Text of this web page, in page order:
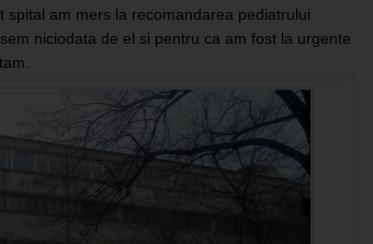
am mers la recomandarea pediatrului
niciodata de el si pentru ca am fost la urgente